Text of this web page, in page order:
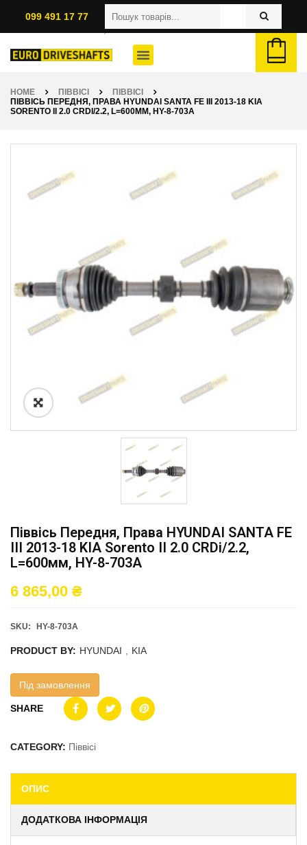
099 491 17 77
HOME ПІВВІСІ
ПІВВІСІ
ПІВВІСЬ ПЕРЕДНЯ, ПРАВА HYUNDAI SANTA FE III 2013-18 KIA
SORENTO II 2.0 CRDI/2.2, L=600ММ, HY-8-703A
Піввісь Передня, Права HYUNDAI SANTA FE
III 2013-18 KIA Sorento II 2.0 CRDi/2.2,
L=600мм, HY-8-703A
6 865,00 ₴
SKU: HY-8-703A
PRODUCT BY: HYUNDAI KIA
Під замовлення
SHARE
CATEGORY: Піввісі
ОПИС
ДОДАТКОВА ІНФОРМАЦІЯ